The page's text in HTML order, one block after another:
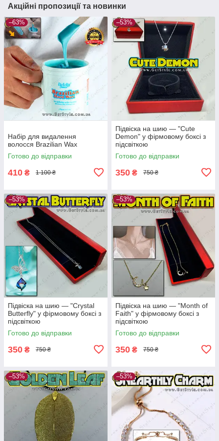
Акційні пропозиції та новинки
–63%
Набір для видалення
волосся Brazilian Wax
Готово до відправки
410 ₴ 1 100 ₴
–53%
Підвіска на шию — "Cute
Demon" у фірмовому боксі з
підсвіткою
Готово до відправки
350 ₴ 750 ₴
–53%
Підвіска на шию — "Crystal
Butterfly" у фірмовому боксі з
підсвіткою
Готово до відправки
350 ₴ 750 ₴
–53%
Підвіска на шию — "Month of
Faith" у фірмовому боксі з
підсвіткою
Готово до відправки
350 ₴ 750 ₴
–53% –53%